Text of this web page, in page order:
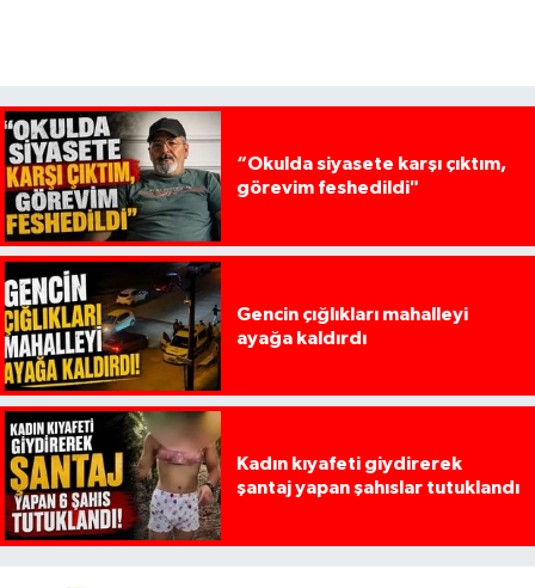
“Okulda siyasete karşı çıktım,
görevim feshedildi"
Gencin çığlıkları mahalleyi
ayağa kaldırdı
Kadın kıyafeti giydirerek
şantaj yapan şahıslar tutuklandı